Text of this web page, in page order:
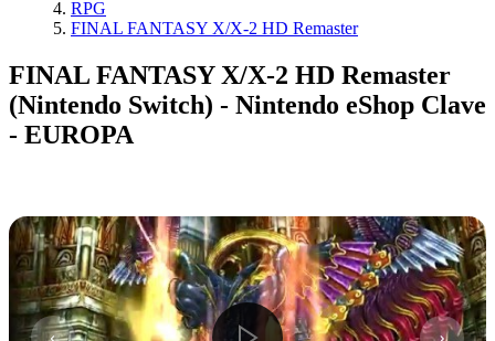
RPG
FINAL FANTASY X/X-2 HD Remaster
FINAL FANTASY X/X-2 HD Remaster
(Nintendo Switch) - Nintendo eShop Clave
- EUROPA